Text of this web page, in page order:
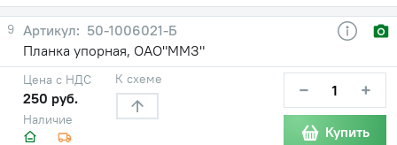
9
50-1006021-Б
Планка упорная, ОАО"ММЗ"
Наличие
Цена с НДС
250 руб.
К схеме − +
Купить